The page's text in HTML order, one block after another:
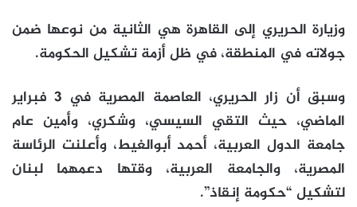
وزيارة الحريري إلى القاهرة هي الثانية من نوعها ضمن
جولاته في المنطقة، في ظل أزمة تشكيل الحكومة.
وسبق أن زار الحريري، العاصمة المصرية في 3 فبراير
الماضي، حيث التقي السيسي، وشكري، وأمين عام
جامعة الدول العربية، أحمد أبوالغيط، وأعلنت الرئاسة
المصرية، والجامعة العربية، وقتها دعمهما لبنان
لتشكيل “حكومة إنقاذ”.